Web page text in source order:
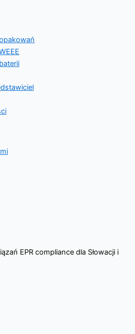
EPR compliance dla Słowacji i